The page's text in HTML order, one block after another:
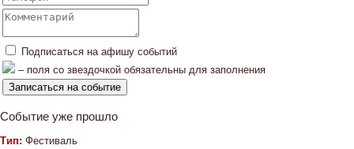
Подписаться на афишу событий
– поля со звездочкой обязательны для заполнения
Событие уже прошло
Тип: Фестиваль